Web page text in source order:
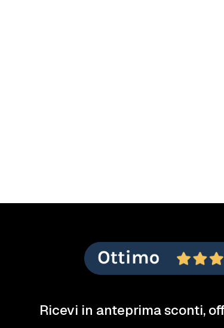
Ricevi in anteprima sconti,